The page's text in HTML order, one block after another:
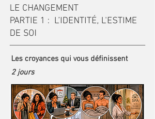
LE CHANGEMENT
PARTIE 1 : L’IDENTITÉ, L'ESTIME
DE SOI
Les croyances qui vous définissent
2 jours